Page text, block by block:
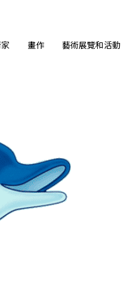
畫作 藝術展覽和活動